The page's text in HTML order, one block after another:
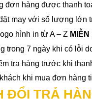
đơn hàng được thanh
may với số lượng lớn
hình in từ A – Z MIỄN
trong 7 ngày khi có lỗi
tra hàng trước khi
khi mua đơn hàng
ĐỔI TRẢ